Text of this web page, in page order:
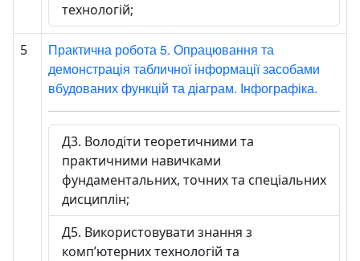
технологій;
5
Практична робота 5. Опрацювання та
демонстрація табличної інформації засобами
вбудованих функцій та діаграм. Інфографіка.
Д3. Володіти теоретичними та
практичними навичками
фундаментальних, точних та спеціальних
дисциплін;
Д5. Використовувати знання з
комп’ютерних технологій та